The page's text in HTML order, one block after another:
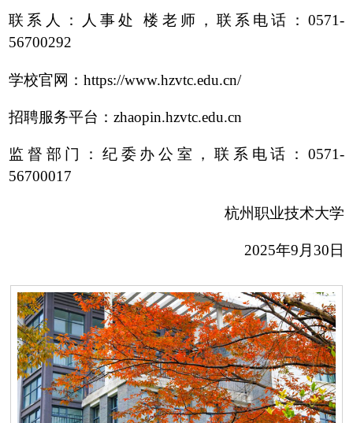
联系人：人事处 楼老师，联系电话：0571-
56700292
学校官网：https://www.hzvtc.edu.cn/
招聘服务平台：zhaopin.hzvtc.edu.cn
监督部门：纪委办公室，联系电话：0571-
56700017
杭州职业技术大学
2025年9月30日